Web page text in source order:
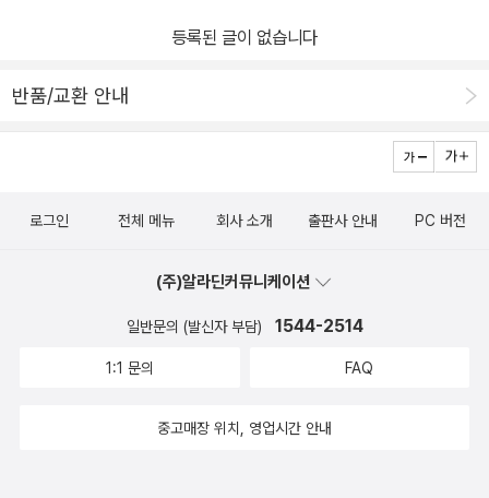
등록된 글이 없습니다
반품/교환 안내
로그인 전체 메뉴 회사 소개 출판사 안내 PC 버전
(주)알라딘커뮤니케이션
일반문의 (발신자 부담) 1544-2514
1:1 문의 FAQ
중고매장 위치, 영업시간 안내